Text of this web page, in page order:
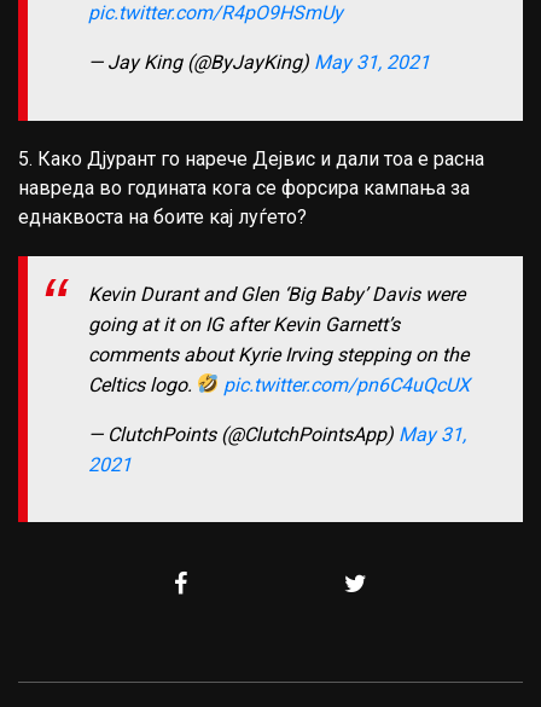
pic.twitter.com/R4pO9HSmUy
— Jay King (@ByJayKing) May 31, 2021
5. Како Дјурант го нарече Дејвис и дали тоа е расна
навреда во годината кога се форсира кампања за
еднаквоста на боите кај луѓето?
Kevin Durant and Glen ‘Big Baby’ Davis were
going at it on IG after Kevin Garnett’s
comments about Kyrie Irving stepping on the
Celtics logo.
pic.twitter.com/pn6C4uQcUX
— ClutchPoints (@ClutchPointsApp) May 31,
2021